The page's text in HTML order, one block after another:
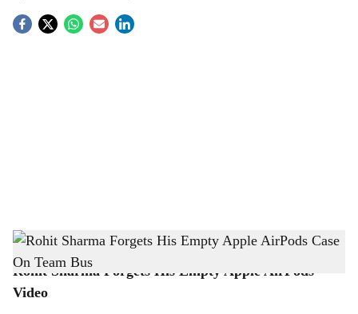
S
h
a
Rohit Sharma Forgets His Empty Apple AirPods Case On Team Bus
Rohit Sharma Forgets His Empty Apple AirPods
Video